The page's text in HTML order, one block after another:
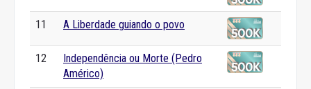
11 A Liberdade guiando o povo
12
Independência ou Morte (Pedro
Américo)